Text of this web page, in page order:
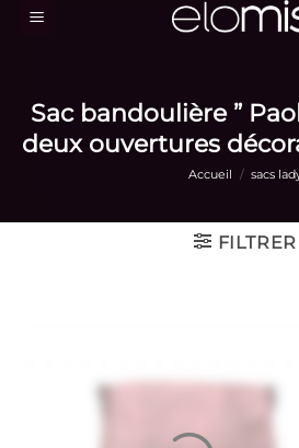
Passer
Sac bandoulière ”
deux ouvertures
Accueil / sacs
FILTRER